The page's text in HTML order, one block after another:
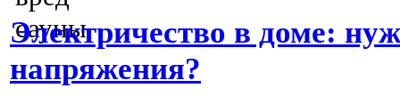
Электричество в доме:
напряжения?